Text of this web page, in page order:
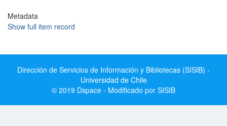
Metadata
Show full item record
Dirección de Servicios de Información y Bibliotecas (SISIB) -
Universidad de Chile
© 2019 Dspace - Modificado por SISIB